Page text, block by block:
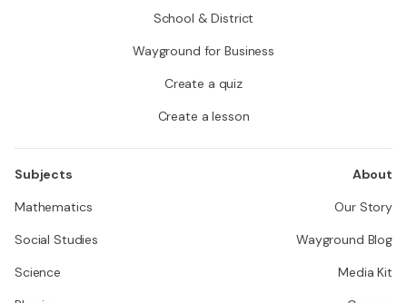
School & District
Wayground for Business
Create a quiz
Create a lesson
Subjects
Mathematics
Social Studies
Science
About
Our Story
Wayground Blog
Media Kit